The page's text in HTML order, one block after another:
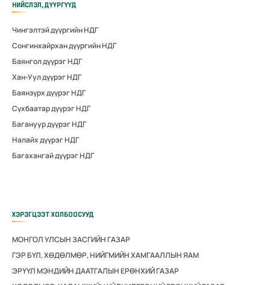
НИЙСЛЭЛ, ДҮҮРГҮҮД
Чингэлтэй дүүргийн НДГ
Сонгинхайрхан дүүргийн НДГ
Баянгол дүүрэг НДГ
Хан-Уул дүүрэг НДГ
Баянзүрх дүүрэг НДГ
Сүхбаатар дүүрэг НДГ
Багануур дүүрэг НДГ
Налайх дүүрэг НДГ
Багахангай дүүрэг НДГ
ХЭРЭГЦЭЭТ ХОЛБООСУУД
МОНГОЛ УЛСЫН ЗАСГИЙН ГАЗАР
ГЭР БҮЛ, ХӨДӨЛМӨР, НИЙГМИЙН ХАМГААЛЛЫН ЯАМ
ЭРҮҮЛ МЭНДИЙН ДААТГАЛЫН ЕРӨНХИЙ ГАЗАР